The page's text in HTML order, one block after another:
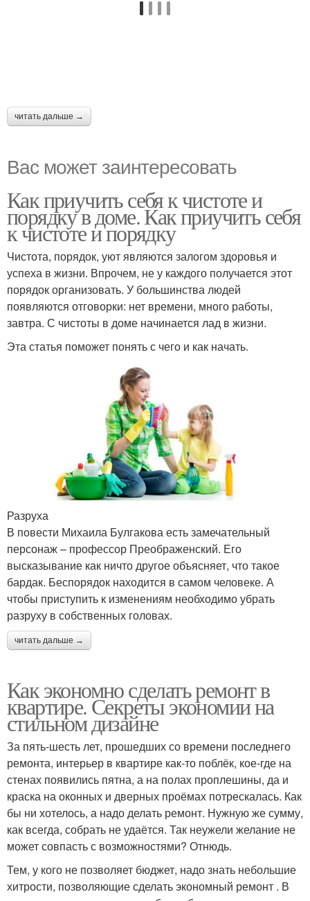
читать дальше →
Вас может заинтересовать
Как приучить себя к чистоте и
порядку в доме. Как приучить себя
к чистоте и порядку
Чистота, порядок, уют являются залогом здоровья и
успеха в жизни. Впрочем, не у каждого получается этот
порядок организовать. У большинства людей
появляются отговорки: нет времени, много работы,
завтра. С чистоты в доме начинается лад в жизни.
Эта статья поможет понять с чего и как начать.
Разруха
В повести Михаила Булгакова есть замечательный
персонаж – профессор Преображенский. Его
высказывание как ничто другое объясняет, что такое
бардак. Беспорядок находится в самом человеке. А
чтобы приступить к изменениям необходимо убрать
разруху в собственных головах.
читать дальше →
Как экономно сделать ремонт в
квартире. Секреты экономии на
стильном дизайне
За пять-шесть лет, прошедших со времени последнего
ремонта, интерьер в квартире как-то поблёк, кое-где на
стенах появились пятна, а на полах проплешины, да и
краска на оконных и дверных проёмах потрескалась. Как
бы ни хотелось, а надо делать ремонт. Нужную же сумму,
как всегда, собрать не удаётся. Так неужели желание не
может совпасть с возможностями? Отнюдь.
Тем, у кого не позволяет бюджет, надо знать небольшие
хитрости, позволяющие сделать экономный ремонт . В